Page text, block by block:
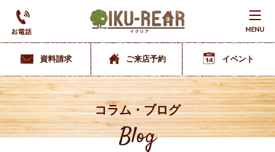
MENU
資料請求 ご来店予約 イベント
コラム・ブログ
Blog